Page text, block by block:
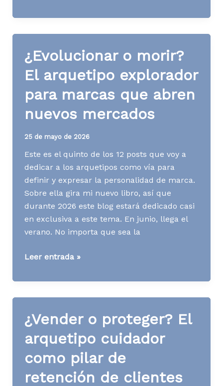
reglas
El
arquetipo
forajido
como
estrategia
de
posicionamiento
¿Evolucionar o morir?
El arquetipo explorador
para marcas que abren
nuevos mercados
25 de mayo de 2026
Este es el quinto de los 12 posts que voy a
dedicar a los arquetipos como vía para
definir y expresar la personalidad de marca.
Sobre ella gira mi nuevo libro, así que
durante 2026 este blog estará dedicado casi
en exclusiva a este tema. En junio, llega el
verano. No importa que sea la
¿Evolucionar
morir?
explorador
para
marcas
que
abren
Leer entrada »
¿Vender o proteger? El
arquetipo cuidador
como pilar de
retención de clientes